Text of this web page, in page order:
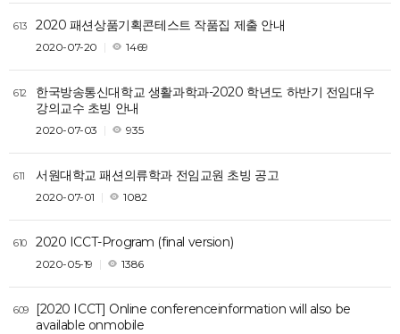
613 2020 패션상품기획콘테스트 작품집 제출 안내
2020-07-20 1469
612
한국방송통신대학교 생활과학과-2020 학년도 하반기 전임대우
강의교수 초빙 안내
2020-07-03 935
611 서원대학교 패션의류학과 전임교원 초빙 공고
2020-07-01 1082
610 2020 ICCT-Program (final version)
2020-05-19 1386
609
[2020 ICCT] Online conferenceinformation will also be
available onmobile